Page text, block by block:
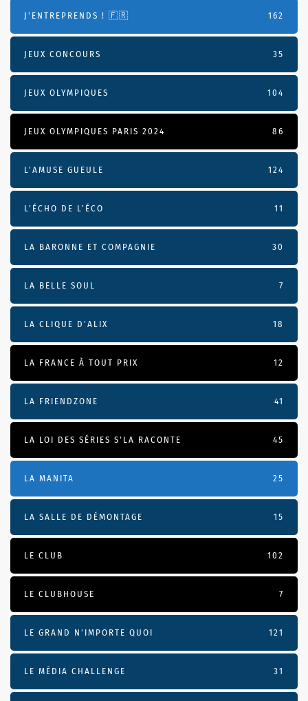
J'ENTREPRENDS ! 🇫🇷 162
JEUX CONCOURS 35
JEUX OLYMPIQUES 104
JEUX OLYMPIQUES PARIS 2024 86
L'AMUSE GUEULE 124
L’ÉCHO DE L’ÉCO 11
LA BARONNE ET COMPAGNIE 30
LA BELLE SOUL 7
LA CLIQUE D'ALIX 18
LA FRANCE À TOUT PRIX 12
LA FRIENDZONE 41
LA LOI DES SÉRIES S'LA RACONTE 45
LA MANITA 25
LA SALLE DE DÉMONTAGE 15
LE CLUB 102
LE CLUBHOUSE 7
LE GRAND N’IMPORTE QUOI 121
LE MÉDIA CHALLENGE 31